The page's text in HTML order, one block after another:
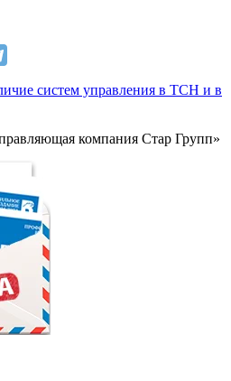
систем управления в ТСН и в
компания Стар Групп»